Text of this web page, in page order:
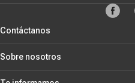
Contáctanos
Sobre nosotros